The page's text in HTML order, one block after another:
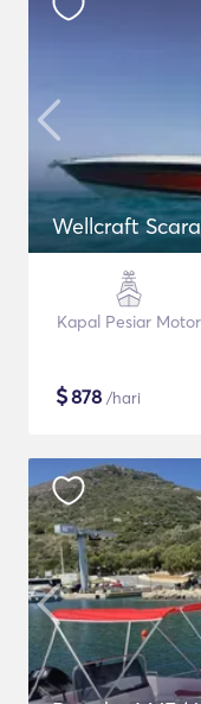
Wellcraft
Kapal Pesiar Motor
$878 /hari